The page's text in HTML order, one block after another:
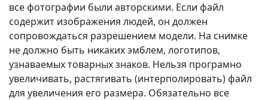
все фотографии были авторскими. Если файл
содержит изображения людей, он должен
сопровождаться разрешением модели. На снимке
не должно быть никаких эмблем, логотипов,
узнаваемых товарных знаков. Нельзя програмно
увеличивать, растягивать (интерполировать) файл
для увеличения его размера. Обязательно все